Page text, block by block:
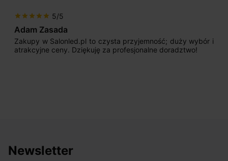
star star star star star 5/5
Adam Zasada
Zakupy w Salonled.pl to czysta przyjemność; duży wybór i
atrakcyjne ceny. Dziękuję za profesjonalne doradztwo!
Newsletter